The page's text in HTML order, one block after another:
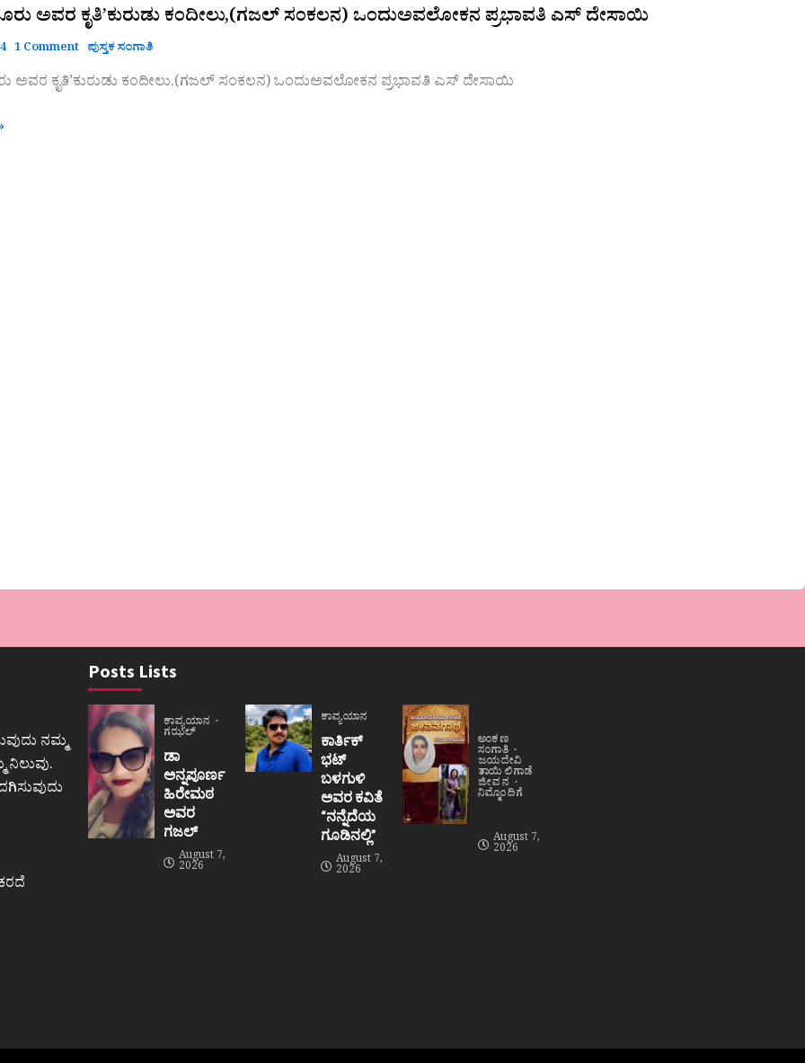
ಅವರ ಕೃತಿ’ಕುರುಡು ಕಂದೀಲು,(ಗಜಲ್ ಸಂಕಲನ) ಒಂದುಅವಲೋಕನ ಪ್ರಭಾವತಿ ಎಸ್ ದೇಸಾಯಿ
1 Comment ಪುಸ್ತಕ ಸಂಗಾತಿ
ಅವರ ಕೃತಿ’ಕುರುಡು ಕಂದೀಲು,(ಗಜಲ್ ಸಂಕಲನ) ಒಂದುಅವಲೋಕನ ಪ್ರಭಾವತಿ ಎಸ್ ದೇಸಾಯಿ
ನಮ್ಮ
ನಿಲುವು.
Posts Lists
ಕಾವ್ಯಯಾನ
ಗಝಲ್
ಡಾ
ಅನ್ನಪೂರ್ಣ
ಹಿರೇಮಠ
ಅವರ
ಗಜಲ್
August 7,
2026
ಕಾವ್ಯಯಾನ
ಕಾರ್ತಿಕ್
ಭಟ್
ಬಳಗುಳಿ
ಅವರ ಕವಿತೆ
“ನನ್ನೆದೆಯ
ಗೂಡಿನಲ್ಲಿ”
August 7,
2026
ಅಂಕಣ
ಸಂಗಾತಿ
ಜಯದೇವಿ
ತಾಯಿ ಲಿಗಾಡೆ
ಜೀವನ
ನಿಮ್ಮೊಂದಿಗೆ
August 7,
2026